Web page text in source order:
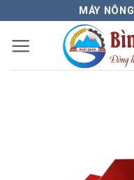
nội
dung
MÁY